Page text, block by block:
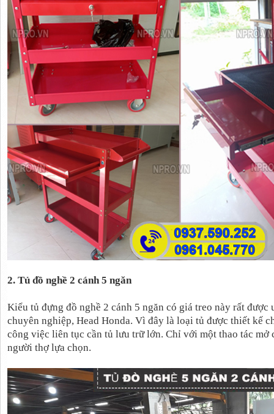
2. Tủ đồ nghề 2 cánh 5 ngăn
Kiểu tủ đựng đồ nghề 2 cánh 5 ngăn có giá treo này rất được
chuyên nghiệp, Head Honda. Vì đây là loại tủ được thiết kế
công việc liên tục cần tủ lưu trữ lớn. Chỉ với một thao tác mở
người thợ lựa chọn.